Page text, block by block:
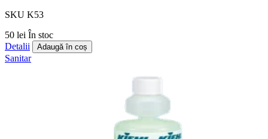
SKU K53
50 lei În stoc
Detalii
Adaugă în coș
Sanitar